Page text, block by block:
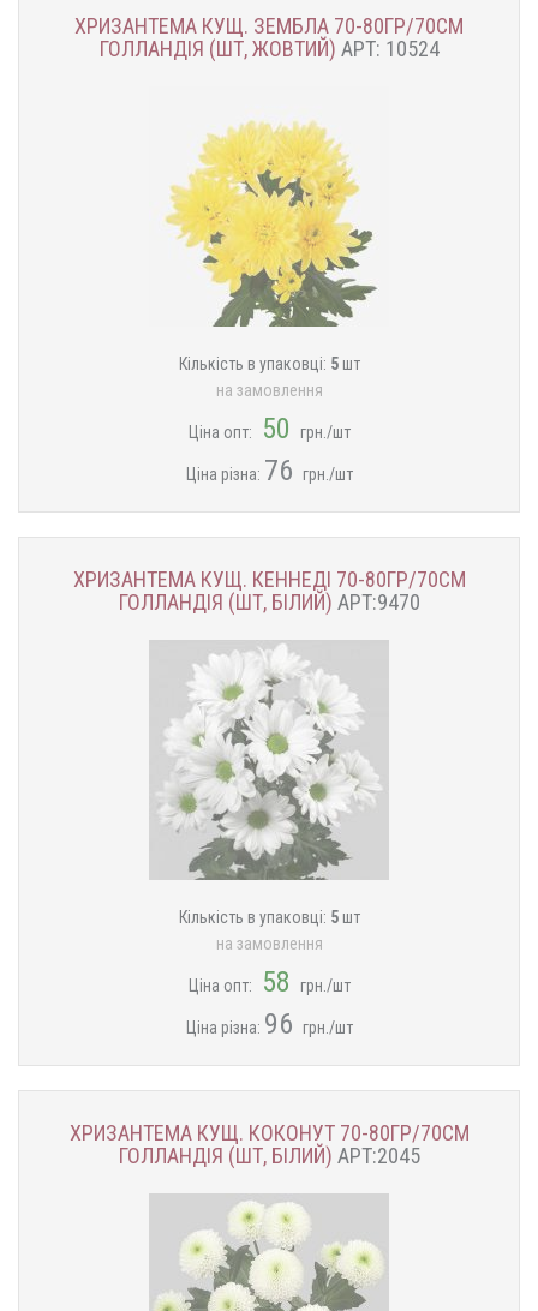
ХРИЗАНТЕМА КУЩ. ЗЕМБЛА 70-80ГР/70СМ
ГОЛЛАНДІЯ (ШТ, ЖОВТИЙ) АРТ: 10524
Кількість в упаковці: 5шт
на замовлення
Ціна опт: 50 грн./шт
Ціна різна: 76 грн./шт
ХРИЗАНТЕМА КУЩ. КЕННЕДІ 70-80ГР/70СМ
ГОЛЛАНДІЯ (ШТ, БІЛИЙ) АРТ:9470
Кількість в упаковці: 5шт
на замовлення
Ціна опт: 58 грн./шт
Ціна різна: 96 грн./шт
ХРИЗАНТЕМА КУЩ. КОКОНУТ 70-80ГР/70СМ
ГОЛЛАНДІЯ (ШТ, БІЛИЙ) АРТ:2045